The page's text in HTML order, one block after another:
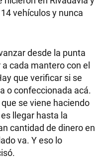
vehículos y nunca
desde la punta
cada mantero con el
que verificar si se
o confeccionada acá.
se viene haciendo
llegar hasta la
cantidad de dinero en
va. Y eso lo